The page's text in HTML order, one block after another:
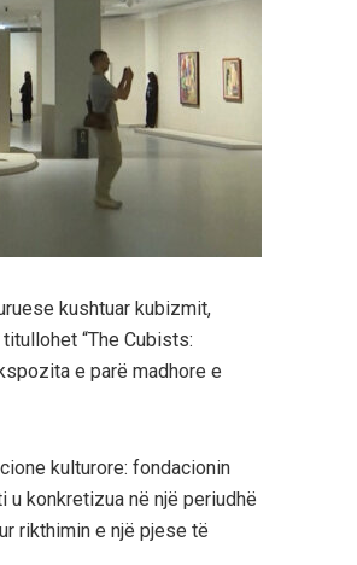
kushtuar kubizmit,
“The Cubists:
e parë madhore e
kulturore: fondacionin
u konkretizua në një periudhë
rikthimin e një pjese të